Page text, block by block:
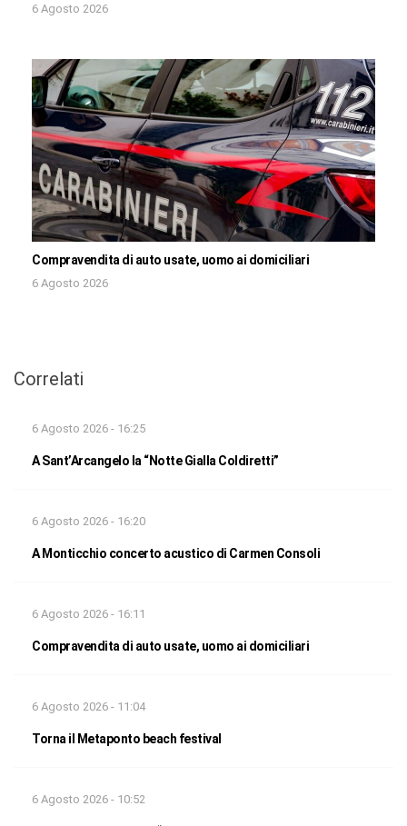
6 Agosto 2026
Compravendita di auto usate, uomo ai domiciliari
6 Agosto 2026
Correlati
6 Agosto 2026 - 16:25
A Sant’Arcangelo la “Notte Gialla Coldiretti”
6 Agosto 2026 - 16:20
A Monticchio concerto acustico di Carmen Consoli
6 Agosto 2026 - 16:11
Compravendita di auto usate, uomo ai domiciliari
6 Agosto 2026 - 11:04
Torna il Metaponto beach festival
6 Agosto 2026 - 10:52